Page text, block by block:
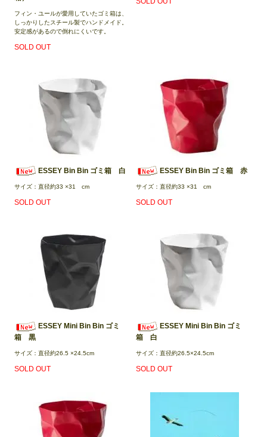
フィン・ユールが愛用していたゴミ箱は、
しっかりしたスチール製でハンドメイド。
安定感があるので倒れにくいです。
SOLD OUT
ESSEY Bin Bin ゴミ箱 白
サイズ：直径約33 ×31 cm
SOLD OUT
ESSEY Bin Bin ゴミ箱 赤
サイズ：直径約33 ×31 cm
SOLD OUT
ESSEY Mini Bin Bin ゴミ
箱 黒
サイズ：直径約26.5 ×24.5cm
SOLD OUT
ESSEY Mini Bin Bin ゴミ
箱 白
サイズ：直径約26.5×24.5cm
SOLD OUT